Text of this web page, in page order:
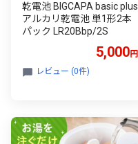
乾電池 BIGCAPA basic plus
アルカリ乾電池 単1形2本
パック LR20Bbp/2S
5,000円
レビュー (0件)